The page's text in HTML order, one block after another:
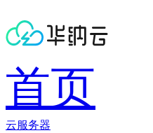
首页
云服务器